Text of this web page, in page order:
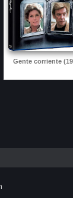
Gente corriente